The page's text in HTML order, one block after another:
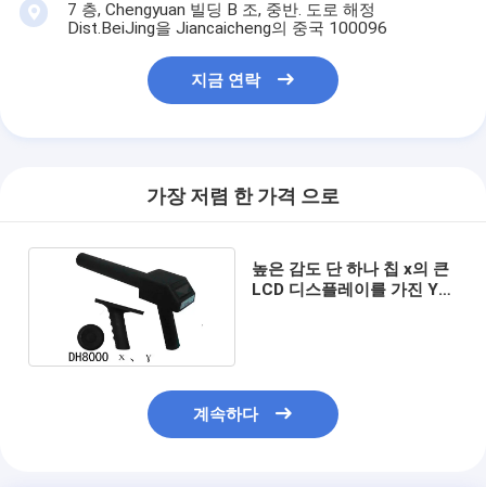
7 층, Chengyuan 빌딩 B 조, 중반. 도로 해정
Dist.BeiJing을 Jiancaicheng의 중국 100096
지금 연락
가장 저렴 한 가격 으로
높은 감도 단 하나 칩 x의 큰
LCD 디스플레이를 가진 Y
계속하다